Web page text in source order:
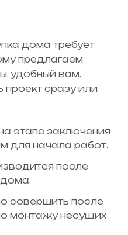
дома требует
предлагаем
удобный вам.
сразу или
этапе заключения
для начала работ.
после
совершить после
монтажу несущих